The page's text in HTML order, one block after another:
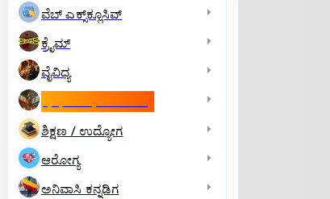
ವೆಬ್ ಎಕ್ಸ್‌ಕ್ಲೂಸಿವ್
ಕ್ರೈಮ್
ವೈವಿಧ್ಯ
ಶಿಕ್ಷಣ / ಉದ್ಯೋಗ
ಆರೋಗ್ಯ
ಅನಿವಾಸಿ ಕನ್ನಡಿಗ